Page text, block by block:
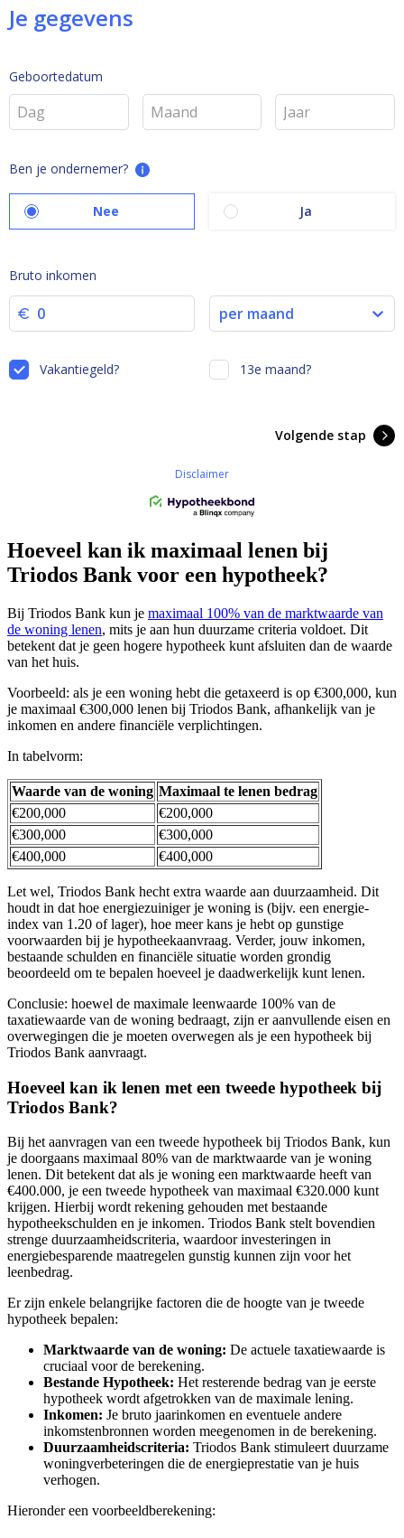
Hoeveel kan ik maximaal lenen bij
Triodos Bank voor een hypotheek?
Bij Triodos Bank kun je maximaal 100% van de marktwaarde van
de woning lenen, mits je aan hun duurzame criteria voldoet. Dit
betekent dat je geen hogere hypotheek kunt afsluiten dan de waarde
van het huis.
Voorbeeld: als je een woning hebt die getaxeerd is op €300,000, kun
je maximaal €300,000 lenen bij Triodos Bank, afhankelijk van je
inkomen en andere financiële verplichtingen.
In tabelvorm:
Waarde van de woning Maximaal te lenen bedrag
€200,000
€200,000
€300,000
€300,000
€400,000
€400,000
Let wel, Triodos Bank hecht extra waarde aan duurzaamheid. Dit
houdt in dat hoe energiezuiniger je woning is (bijv. een energie-
index van 1.20 of lager), hoe meer kans je hebt op gunstige
voorwaarden bij je hypotheekaanvraag. Verder, jouw inkomen,
bestaande schulden en financiële situatie worden grondig
beoordeeld om te bepalen hoeveel je daadwerkelijk kunt lenen.
Conclusie: hoewel de maximale leenwaarde 100% van de
taxatiewaarde van de woning bedraagt, zijn er aanvullende eisen en
overwegingen die je moeten overwegen als je een hypotheek bij
Triodos Bank aanvraagt.
Hoeveel kan ik lenen met een tweede hypotheek bij
Triodos Bank?
Bij het aanvragen van een tweede hypotheek bij Triodos Bank, kun
je doorgaans maximaal 80% van de marktwaarde van je woning
lenen. Dit betekent dat als je woning een marktwaarde heeft van
€400.000, je een tweede hypotheek van maximaal €320.000 kunt
krijgen. Hierbij wordt rekening gehouden met bestaande
hypotheekschulden en je inkomen. Triodos Bank stelt bovendien
strenge duurzaamheidscriteria, waardoor investeringen in
energiebesparende maatregelen gunstig kunnen zijn voor het
leenbedrag.
Er zijn enkele belangrijke factoren die de hoogte van je tweede
hypotheek bepalen:
Marktwaarde van de woning: De actuele taxatiewaarde is
cruciaal voor de berekening.
Bestande Hypotheek: Het resterende bedrag van je eerste
hypotheek wordt afgetrokken van de maximale lening.
Inkomen: Je bruto jaarinkomen en eventuele andere
inkomstenbronnen worden meegenomen in de berekening.
Duurzaamheidscriteria: Triodos Bank stimuleert duurzame
woningverbeteringen die de energieprestatie van je huis
verhogen.
Hieronder een voorbeeldberekening: